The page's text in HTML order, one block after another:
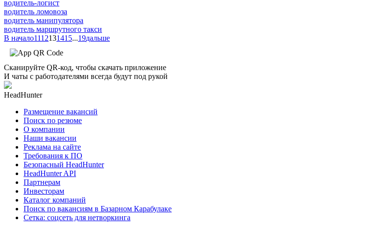
водитель-логист
водитель ломовоза
водитель манипулятора
водитель маршрутного такси
В начало1112131415...19дальше
Сканируйте QR-код, чтобы скачать приложение
И чаты с работодателями всегда будут под рукой
HeadHunter
Размещение вакансий
Поиск по резюме
О компании
Наши вакансии
Реклама на сайте
Требования к ПО
Безопасный HeadHunter
HeadHunter API
Партнерам
Инвесторам
Каталог компаний
Поиск по вакансиям в Базарном Карабулаке
Сетка: соцсеть для нетворкинга